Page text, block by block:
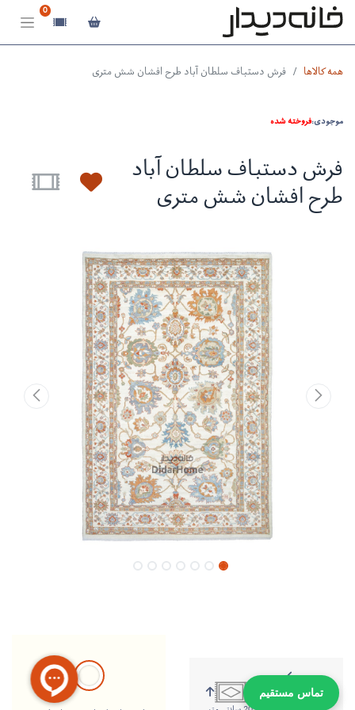
0
همه کالاها فرش دستباف سلطان آباد طرح افشان شش متری
موجودی:فروخته شده
فرش دستباف سلطان آباد
طرح افشان شش متری
تماس مستقیم